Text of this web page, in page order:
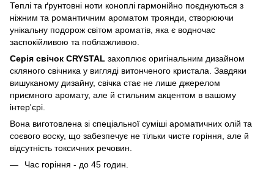
Теплі та ґрунтовні ноти коноплі гармонійно поєднуються з
ніжним та романтичним ароматом троянди, створюючи
унікальну подорож світом ароматів, яка є водночас
заспокійливою та поблажливою.
Серія свічок CRYSTAL захоплює оригінальним дизайном
скляного свічника у вигляді витонченого кристала. Завдяки
вишуканому дизайну, свічка стає не лише джерелом
приємного аромату, але й стильним акцентом в вашому
інтер'єрі.
Вона виготовлена зі спеціальної суміші ароматичних олій та
соєвого воску, що забезпечує не тільки чисте горіння, але й
відсутність токсичних речовин.
Час горіння - до 45 годин.